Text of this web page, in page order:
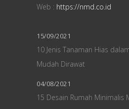
Web : https://nmd.co.id
15/09/2021
10 Jenis Tanaman Hias
Mudah Dirawat
04/08/2021
15 Desain Rumah Minimalis